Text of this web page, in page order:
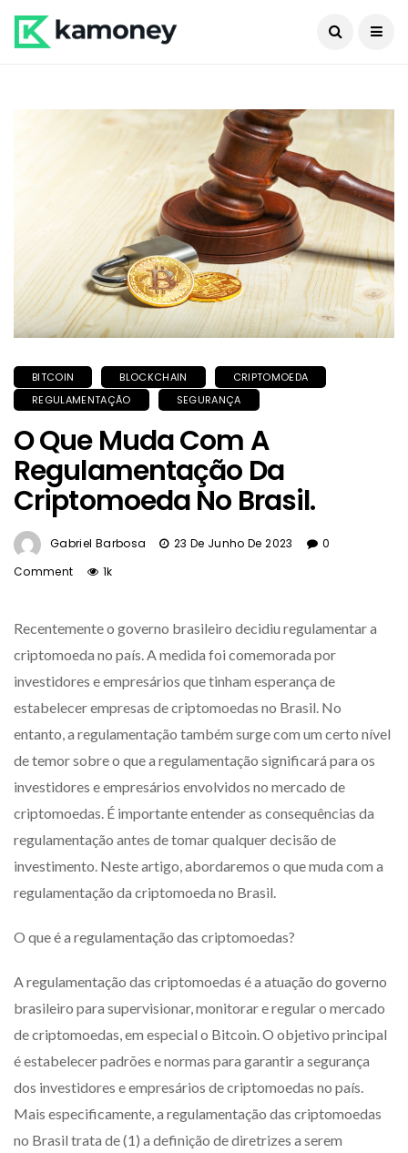
BITCOIN BLOCKCHAIN
CRIPTOMOEDA
REGULAMENTAÇÃO
SEGURANÇA
O Que Muda Com A
Regulamentação Da
Criptomoeda No Brasil.
Gabriel Barbosa 23 De Junho De 2023
0
Comment
1k
Recentemente o governo brasileiro decidiu regulamentar a
criptomoeda no país. A medida foi comemorada por
investidores e empresários que tinham esperança de
estabelecer empresas de criptomoedas no Brasil. No
entanto, a regulamentação também surge com um certo nível
de temor sobre o que a regulamentação significará para os
investidores e empresários envolvidos no mercado de
criptomoedas. É importante entender as consequências da
regulamentação antes de tomar qualquer decisão de
investimento. Neste artigo, abordaremos o que muda com a
regulamentação da criptomoeda no Brasil.
O que é a regulamentação das criptomoedas?
A regulamentação das criptomoedas é a atuação do governo
brasileiro para supervisionar, monitorar e regular o mercado
de criptomoedas, em especial o Bitcoin. O objetivo principal
é estabelecer padrões e normas para garantir a segurança
dos investidores e empresários de criptomoedas no país.
Mais especificamente, a regulamentação das criptomoedas
no Brasil trata de (1) a definição de diretrizes a serem